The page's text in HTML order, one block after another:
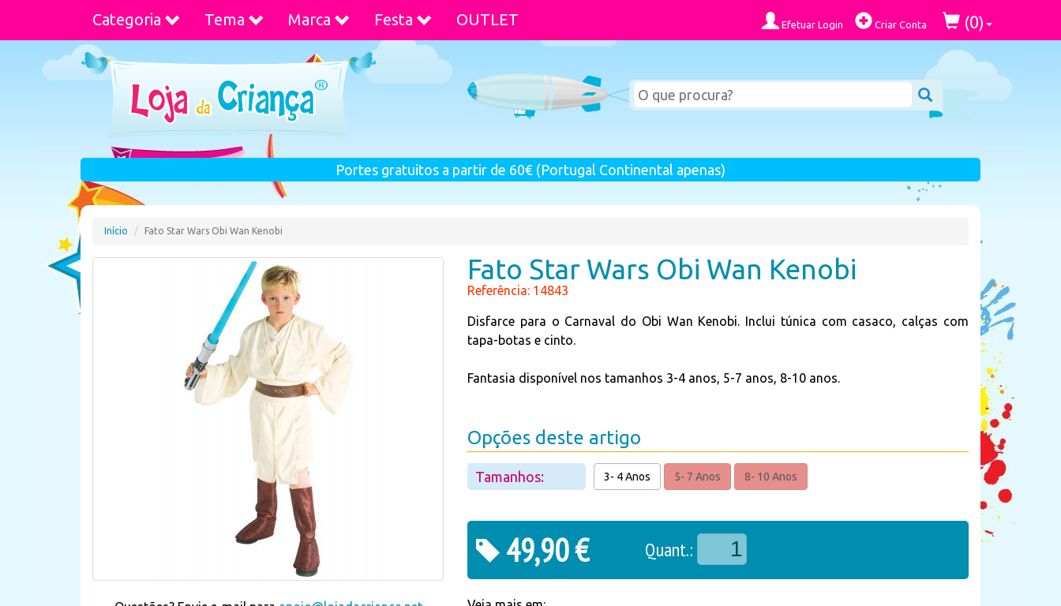
Categoria Tema Marca Festa OUTLET Efetuar Login Criar Conta (0)
Portes gratuitos a partir de 60€ (Portugal Continental apenas)
Início Fato Star Wars Obi Wan Kenobi
Fato Star Wars Obi Wan Kenobi
Referência: 14843
Disfarce para o Carnaval do Obi Wan Kenobi. Inclui túnica com casaco, calças com
tapa-botas e cinto.
Fantasia disponível nos tamanhos 3-4 anos, 5-7 anos, 8-10 anos.
Opções deste artigo
Tamanhos: 3- 4 Anos 5- 7 Anos 8- 10 Anos
49,90 € Quant.: